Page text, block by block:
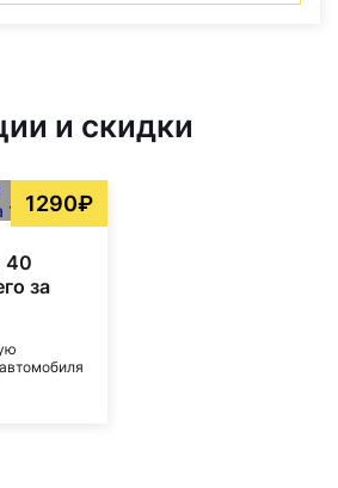
и скидки
1290₽
40
за